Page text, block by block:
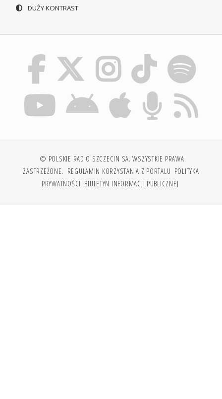
DUŻY KONTRAST
© POLSKIE RADIO SZCZECIN SA. WSZYSTKIE PRAWA
ZASTRZEŻONE. REGULAMIN KORZYSTANIA Z PORTALU POLITYKA
PRYWATNOŚCI BIULETYN INFORMACJI PUBLICZNEJ